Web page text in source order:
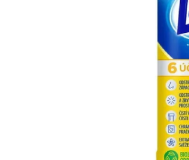
BABA SPRCHOVÝ GÉL ZELENÝ CITRÓN 400ML